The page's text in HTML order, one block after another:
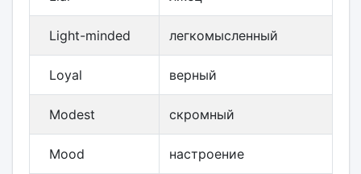
Light-minded легкомысленный
Loyal верный
Modest скромный
Mood настроение